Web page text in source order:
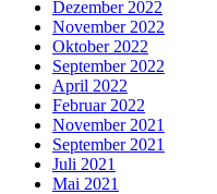
Dezember 2022
November 2022
Oktober 2022
September 2022
April 2022
Februar 2022
November 2021
September 2021
Juli 2021
Mai 2021